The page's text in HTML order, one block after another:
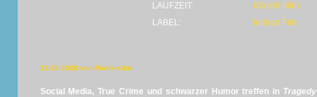
LAUFZEIT:
BD (98 Min)
LABEL:
Indeed Film
11.06.2026 von Panikmike
Social Media, True Crime und schwarzer Humor treffen in